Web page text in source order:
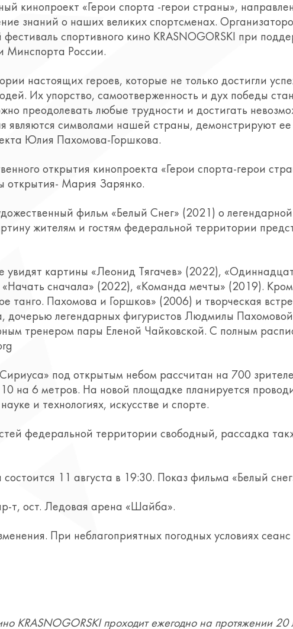
кинопроект «Герои спорта -герои страны»,
знаний о наших великих спортсменах.
спортивного кино KRASNOGORSKI при
Минспорта России.
настоящих героев, которые не только достигли
Их упорство, самоотверженность и дух победы
преодолевать любые трудности и достигать
являются символами нашей страны, демонстрируют
Юлия Пахомова-Горшкова.
открытия кинопроекта «Герои спорта-герои
открытия- Мария Зарянко.
фильм «Белый Снег» (2021) о
жителям и гостям федеральной территории
увидят картины «Леонид Тягачев» (2022),
сначала» (2022), «Команда мечты» (2019).
танго. Пахомова и Горшков» (2006) и творческая
дочерью легендарных фигуристов Людмилы
тренером пары Еленой Чайковской. С полным
под открытым небом рассчитан на 700
на 6 метров. На новой площадке планируется
и технологиях, искусстве и спорте.
федеральной территории свободный, рассадка
11 августа в 19:30. Показ фильма «Белый
т, ост. Ледовая арена «Шайба».
При неблагоприятных погодных условиях
KRASNOGORSKI проходит ежегодно на протяжении